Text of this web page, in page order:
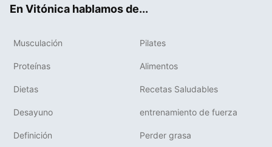
En Vitónica hablamos de...
Musculación Pilates
Proteínas Alimentos
Dietas Recetas Saludables
Desayuno entrenamiento de fuerza
Definición Perder grasa